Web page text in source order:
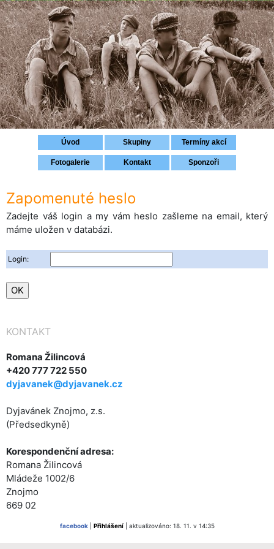
Přihlášení
Úvod Skupiny Termíny akcí
Fotogalerie Kontakt Sponzoři
Zapomenuté heslo
Zadejte váš login a my vám heslo zašleme na email, který
máme uložen v databázi.
Login:
KONTAKT
Romana Žilincová
+420 777 722 550
dyjavanek@dyjavanek.cz
Dyjavánek Znojmo, z.s.
(Předsedkyně)
Korespondenční adresa:
Romana Žilincová
Mládeže 1002/6
Znojmo
669 02
facebook| Přihlášení| aktualizováno: 18. 11. v 14:35